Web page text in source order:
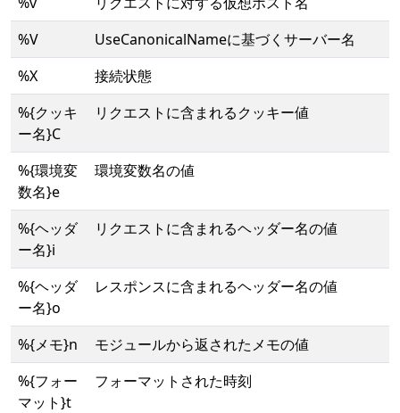
%V
UseCanonicalNameに基づくサーバー名
%X
接続状態
%{クッキ
ー名}C
リクエストに含まれるクッキー値
%{環境変
数名}e
環境変数名の値
%{ヘッダ
ー名}i
リクエストに含まれるヘッダー名の値
%{ヘッダ
ー名}o
レスポンスに含まれるヘッダー名の値
%{メモ}n
モジュールから返されたメモの値
%{フォー
マット}t
フォーマットされた時刻